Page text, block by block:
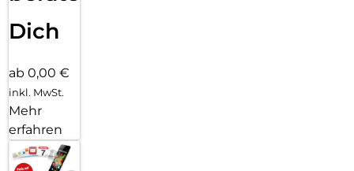
Dich
ab 0,00 €
inkl. MwSt.
Mehr
erfahren